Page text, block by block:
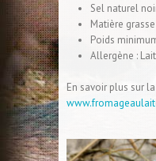
Sel naturel
Matière
Poids
Allergène : Lait
En savoir plus sur